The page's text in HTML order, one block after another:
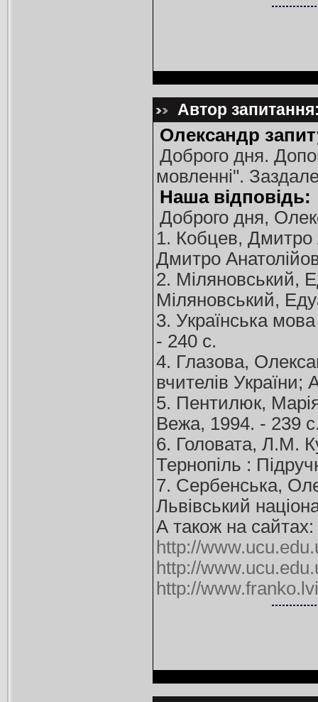
Автор
Олександр
Доброго дня.
мовленні".
Наша відповідь:
Доброго дня,
1. Кобцев, Дмитро
Дмитро
2. Міляновський,
Міляновський,
3. Українська
- 240 с.
4. Глазова,
вчителів України;
5. Пентилюк, Марія
Вежа, 1994. - 239
6. Головата, Л.М.
Тернопіль :
7. Сербенська,
Львівський
А також на сайтах:
http://
http://
http://